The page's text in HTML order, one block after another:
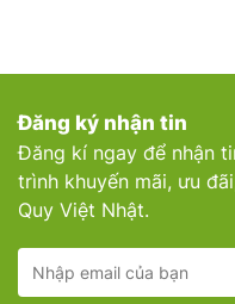
Đăng ký nhận tin
Đăng kí ngay để nhận
trình khuyến mãi, ưu
Quy Việt Nhật.